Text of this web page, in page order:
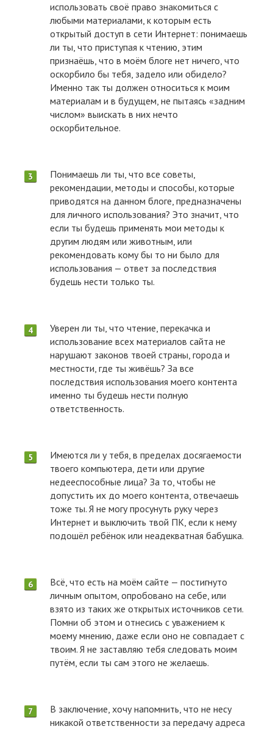
использовать своё право знакомиться с
любыми материалами, к которым есть
открытый доступ в сети Интернет: понимаешь
ли ты, что приступая к чтению, этим
признаёшь, что в моём блоге нет ничего, что
оскорбило бы тебя, задело или обидело?
Именно так ты должен относиться к моим
материалам и в будущем, не пытаясь «задним
числом» выискать в них нечто
оскорбительное.
Понимаешь ли ты, что все советы,
рекомендации, методы и способы, которые
приводятся на данном блоге, предназначены
для личного использования? Это значит, что
если ты будешь применять мои методы к
другим людям или животным, или
рекомендовать кому бы то ни было для
использования — ответ за последствия
будешь нести только ты.
Уверен ли ты, что чтение, перекачка и
использование всех материалов сайта не
нарушают законов твоей страны, города и
местности, где ты живёшь? За все
последствия использования моего контента
именно ты будешь нести полную
ответственность.
Имеются ли у тебя, в пределах досягаемости
твоего компьютера, дети или другие
недееспособные лица? За то, чтобы не
допустить их до моего контента, отвечаешь
тоже ты. Я не могу просунуть руку через
Интернет и выключить твой ПК, если к нему
подошёл ребёнок или неадекватная бабушка.
Всё, что есть на моём сайте — постигнуто
личным опытом, опробовано на себе, или
взято из таких же открытых источников сети.
Помни об этом и отнесись с уважением к
моему мнению, даже если оно не совпадает с
твоим. Я не заставляю тебя следовать моим
путём, если ты сам этого не желаешь.
В заключение, хочу напомнить, что не несу
никакой ответственности за передачу адреса